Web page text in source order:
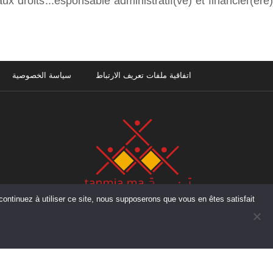
اتفاقية ملفات تعريف الارتباط سياسة الخصوصية